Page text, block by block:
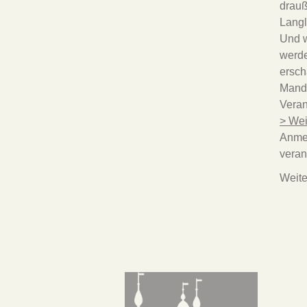
Und
>